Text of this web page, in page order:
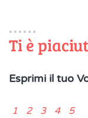
Ti è
Esprimi il tuo
1 2 3 4 5